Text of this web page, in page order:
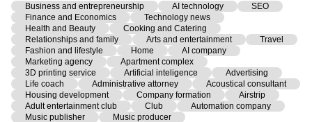
Business and entrepreneurship AI technology
SEO
Finance and Economics
Technology news
Health and Beauty
Cooking and Catering
Relationships and family
Arts and entertainment
Travel
Fashion and lifestyle
Home
AI company
Marketing agency
Apartment complex
3D printing service
Artificial inteligence
Advertising
Life coach
Administrative attorney
Acoustical consultant
Housing development
Company formation
Airstrip
Adult entertainment club
Club
Automation company
Music publisher
Music producer